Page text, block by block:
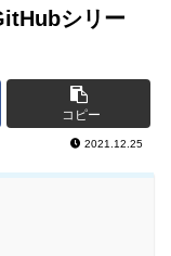
シリー
コピー
2021.12.25